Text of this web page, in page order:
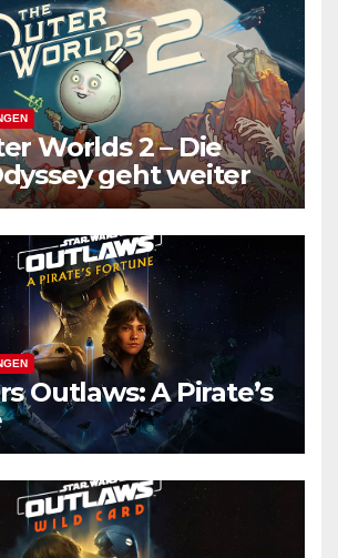
Worlds 2 – Die
geht weiter
Outlaws: A Pirate’s